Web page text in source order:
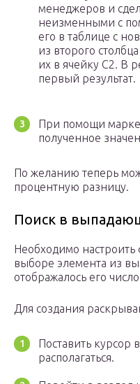
менеджеров и
неизменными с
его в таблице с
из второго
их в ячейку С2. В
первый результат.
При помощи
полученное
По желанию теперь
процентную разницу.
Поиск в
Необходимо
выборе элемента из
отображалось его
Для создания
Поставить курсор
располагаться.